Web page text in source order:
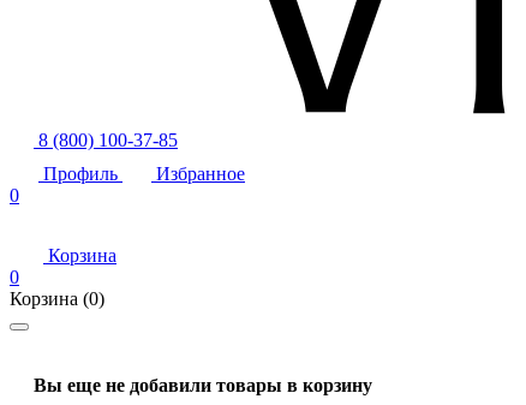
8 (800) 100-37-85
Профиль
Избранное
0
Корзина
0
Корзина (0)
Вы еще не добавили товары в корзину